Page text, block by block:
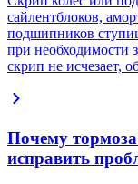
сайлентблоков,
подшипников
при необходимости
скрип не исчезает,
Почему
исправить